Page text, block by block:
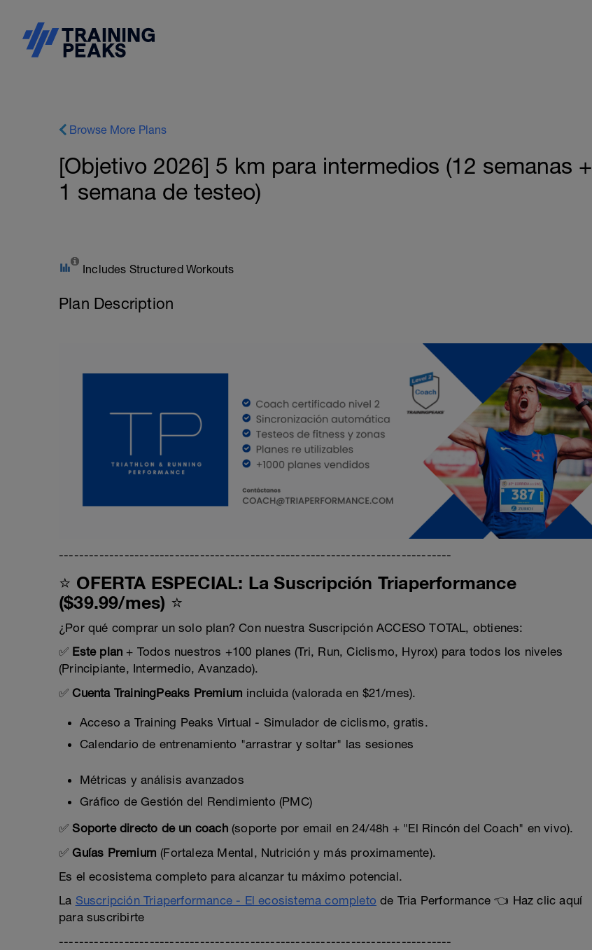
Browse More Plans
[Objetivo 2026] 5 km para intermedios (12 semanas +
1 semana de testeo)
Includes Structured Workouts
Plan Description
------------------------------------------------------------------------------
⭐ OFERTA ESPECIAL: La Suscripción Triaperformance
($39.99/mes) ⭐
¿Por qué comprar un solo plan? Con nuestra Suscripción ACCESO TOTAL, obtienes:
✅ Este plan + Todos nuestros +100 planes (Tri, Run, Ciclismo, Hyrox) para todos los niveles
(Principiante, Intermedio, Avanzado).
✅Cuenta TrainingPeaks Premium incluida (valorada en $21/mes).
Acceso a Training Peaks Virtual - Simulador de ciclismo, gratis.
Calendario de entrenamiento "arrastrar y soltar" las sesiones
Métricas y análisis avanzados
Gráfico de Gestión del Rendimiento (PMC)
✅Soporte directo de un coach(soporte por email en 24/48h + "El Rincón del Coach" en vivo).
✅Guías Premium (Fortaleza Mental, Nutrición y más proximamente).
Es el ecosistema completo para alcanzar tu máximo potencial.
La Suscripción Triaperformance - El ecosistema completo de Tria Performance 👈 Haz clic aquí
para suscribirte
------------------------------------------------------------------------------